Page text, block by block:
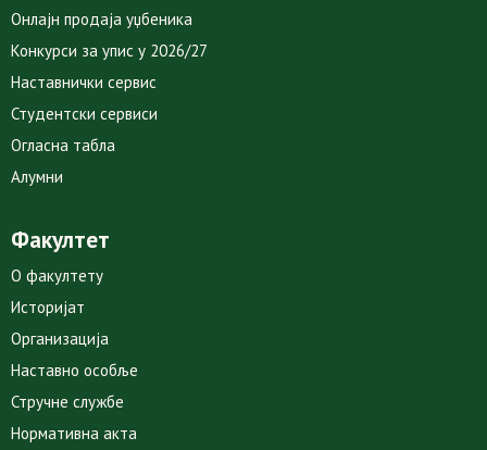
Онлајн продаја уџбеника
Конкурси за упис у 2026/27
Наставнички сервис
Студентски сервиси
Огласна табла
Алумни
Факултет
О факултету
Историјат
Организација
Наставно особље
Стручне службе
Нормативна акта